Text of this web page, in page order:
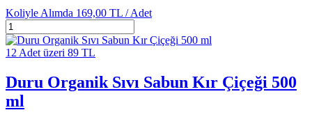
Koliyle Alımda 169,00 TL /Adet
12 Adet üzeri 89 TL
Duru Organik Sıvı Sabun Kır Çiçeği 500
ml